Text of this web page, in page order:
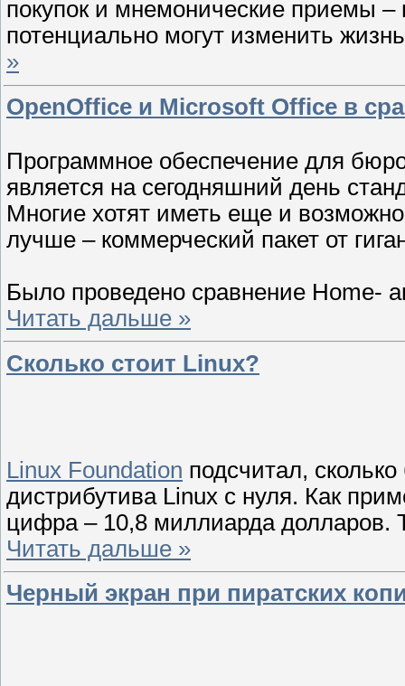
покупок и мнемонические приемы
потенциально могут изменить
»
OpenOffice и Microsoft Office в
Программное обеспечение для
является на сегодняшний день
Многие хотят иметь еще и
лучше – коммерческий пакет от
Было проведено сравнение Home-
Читать дальше »
Сколько стоит Linux?
Linux Foundation подсчитал,
дистрибутива Linux с нуля. Как
цифра – 10,8 миллиарда долларов.
Читать дальше »
Черный экран при пиратских